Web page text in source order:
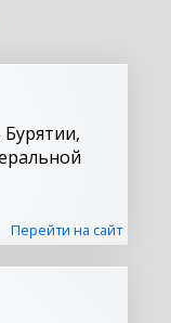
Перейти на сайт